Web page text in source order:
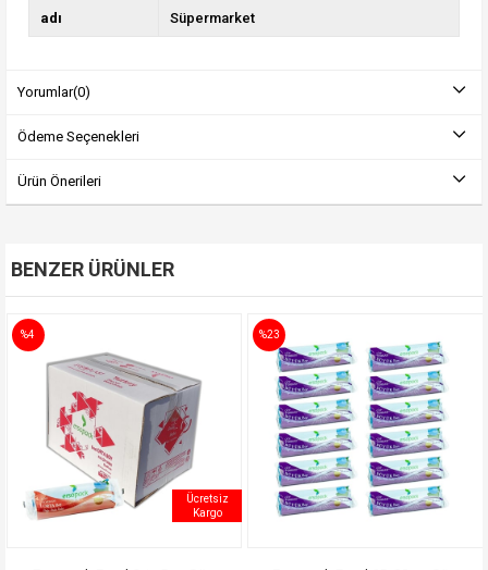
adı Süpermarket
Yorumlar(0)
Ödeme Seçenekleri
Ürün Önerileri
BENZER ÜRÜNLER
%4
Ücretsiz
Kargo
%23